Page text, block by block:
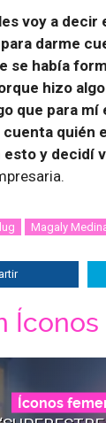
voy a
darme
se había
hizo
que para mí
quién
y decidí
Magaly
Íconos